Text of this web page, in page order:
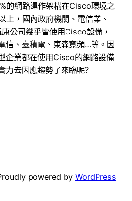
的網路運作架構在Cisco環境之
上，國內政府機關、電信業、
公司幾乎皆使用Cisco設備，
信、臺積電、東森寬頻…等。因
企業都在使用Cisco的網路設備
力去因應趨勢了來臨呢?
powered by WordPress